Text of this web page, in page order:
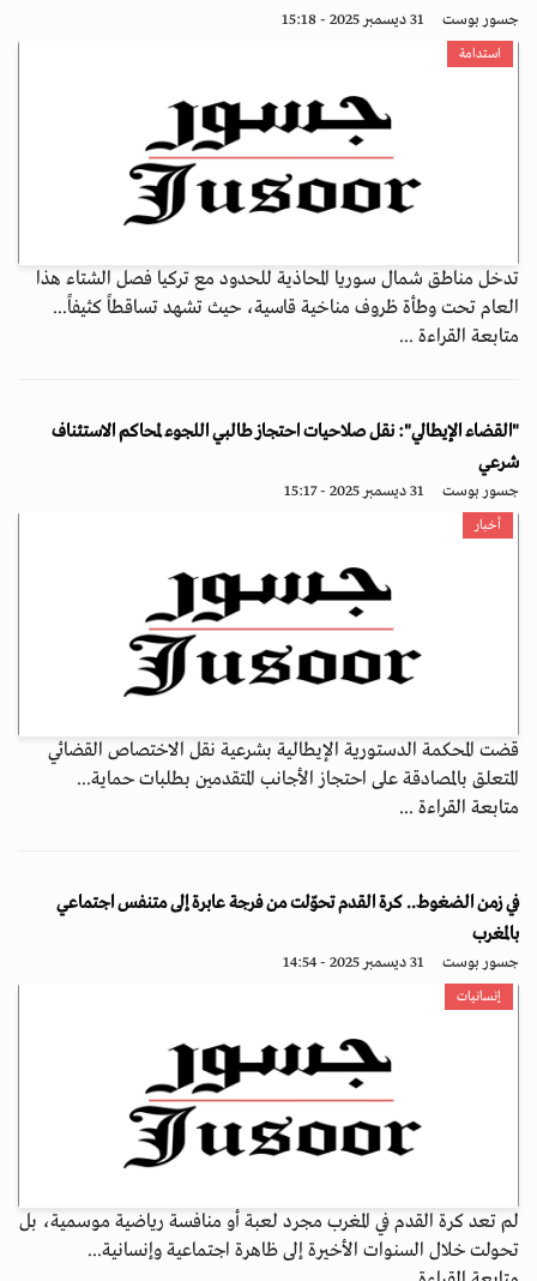
جسور بوست 31 ديسمبر 2025 - 15:18
استدامة
تدخل مناطق شمال سوريا المحاذية للحدود مع تركيا فصل الشتاء هذا
العام تحت وطأة ظروف مناخية قاسية، حيث تشهد تساقطاً كثيفاً...
متابعة القراءة ...
"القضاء الإيطالي": نقل صلاحيات احتجاز طالبي اللجوء لمحاكم الاستئناف
شرعي
جسور بوست 31 ديسمبر 2025 - 15:17
أخبار
قضت المحكمة الدستورية الإيطالية بشرعية نقل الاختصاص القضائي
المتعلق بالمصادقة على احتجاز الأجانب المتقدمين بطلبات حماية...
متابعة القراءة ...
في زمن الضغوط.. كرة القدم تحوّلت من فرجة عابرة إلى متنفس اجتماعي
بالمغرب
جسور بوست 31 ديسمبر 2025 - 14:54
إنسانيات
لم تعد كرة القدم في المغرب مجرد لعبة أو منافسة رياضية موسمية، بل
تحولت خلال السنوات الأخيرة إلى ظاهرة اجتماعية وإنسانية...